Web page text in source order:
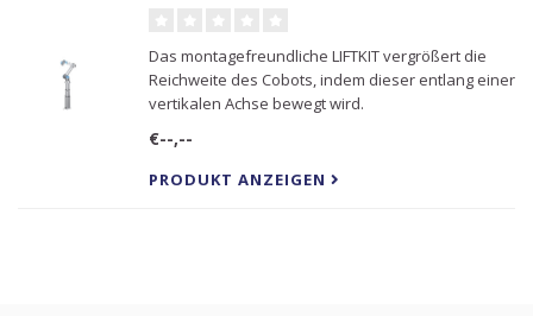
Das montagefreundliche LIFTKIT vergrößert die
Reichweite des Cobots, indem dieser entlang einer
vertikalen Achse bewegt wird.
€--,--
PRODUKT ANZEIGEN